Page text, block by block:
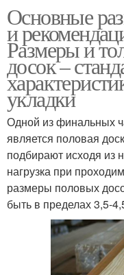
Основные
и
Размеры и
досок –
укладки
Одной из финальных
является половая
подбирают исходя из
нагрузка при
размеры половых
быть в пределах 3,5-